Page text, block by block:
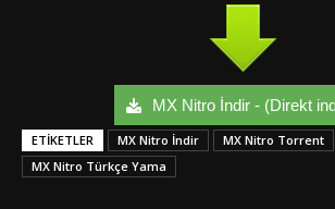
MX Nitro İndir - (Direkt
ETIKETLER MX Nitro İndir
MX Nitro Torrent
MX Nitro Türkçe Yama